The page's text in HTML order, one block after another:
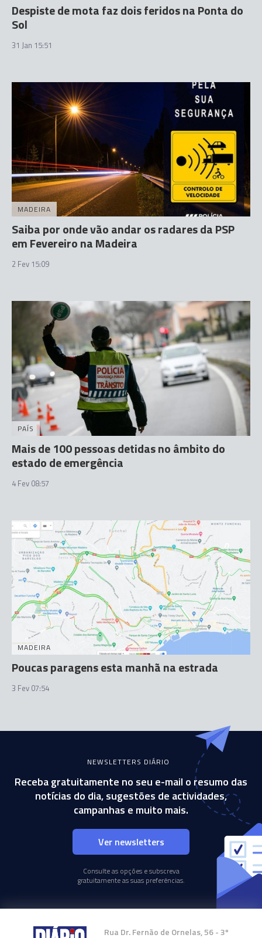
Despiste de mota faz dois feridos na Ponta do
Sol
31 Jan 15:51
MADEIRA
Saiba por onde vão andar os radares da PSP
em Fevereiro na Madeira
2 Fev 15:09
PAÍS
Mais de 100 pessoas detidas no âmbito do
estado de emergência
4 Fev 08:57
MADEIRA
Poucas paragens esta manhã na estrada
3 Fev 07:54
NEWSLETTERS DIÁRIO
Receba gratuitamente no seu e-mail o resumo das
notícias do dia, sugestões de actividades,
campanhas e muito mais.
Ver newsletters
Consulte as opções e subscreva
gratuitamente as suas preferências.
Rua Dr. Fernão de Ornelas, 56 - 3º